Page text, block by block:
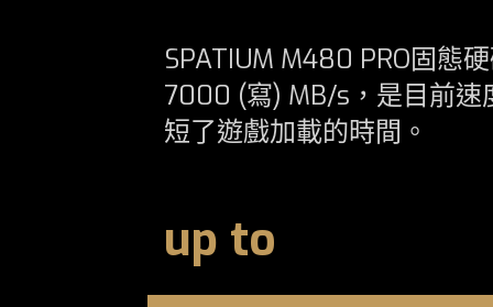
SPATIUM M480 PRO固態
7000 (寫) MB/s，是目前速
短了遊戲加載的時間。
up to